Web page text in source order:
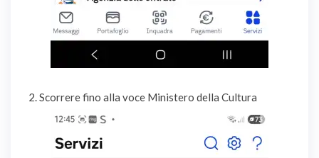
2. Scorrere fino alla voce Ministero della Cultura